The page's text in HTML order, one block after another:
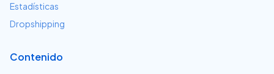
Estadísticas
Dropshipping
Contenido